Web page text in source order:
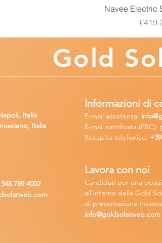
Quick
Navee Electric
Price
Gold
Italia
Italia
8 789 4002
eb.com
Lavora con noi
Candidati per una
all'interno della Gold
di presentazione
info@goldsolarweb.com
Informazioni di
E-mail assistenza: info
E-mail certificata (PEC):
Recapito telefonico: